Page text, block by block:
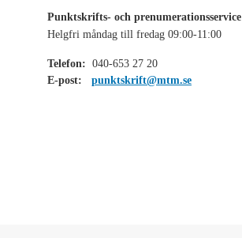
Punktskrifts- och prenumerationsservice
Helgfri måndag till fredag 09:00-11:00
Telefon: 040-653 27 20
E-post:
punktskrift@mtm.se